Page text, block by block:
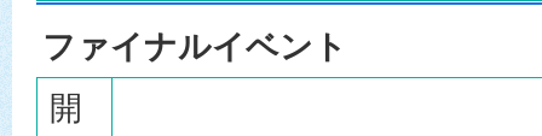
ファイナルイベント
開